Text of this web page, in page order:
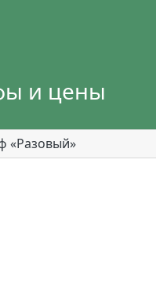
и цены
«Разовый»